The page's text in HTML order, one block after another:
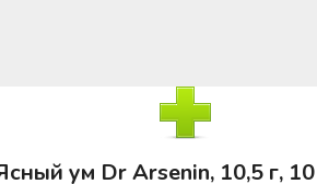
ум Dr Arsenin, 10,5 г,